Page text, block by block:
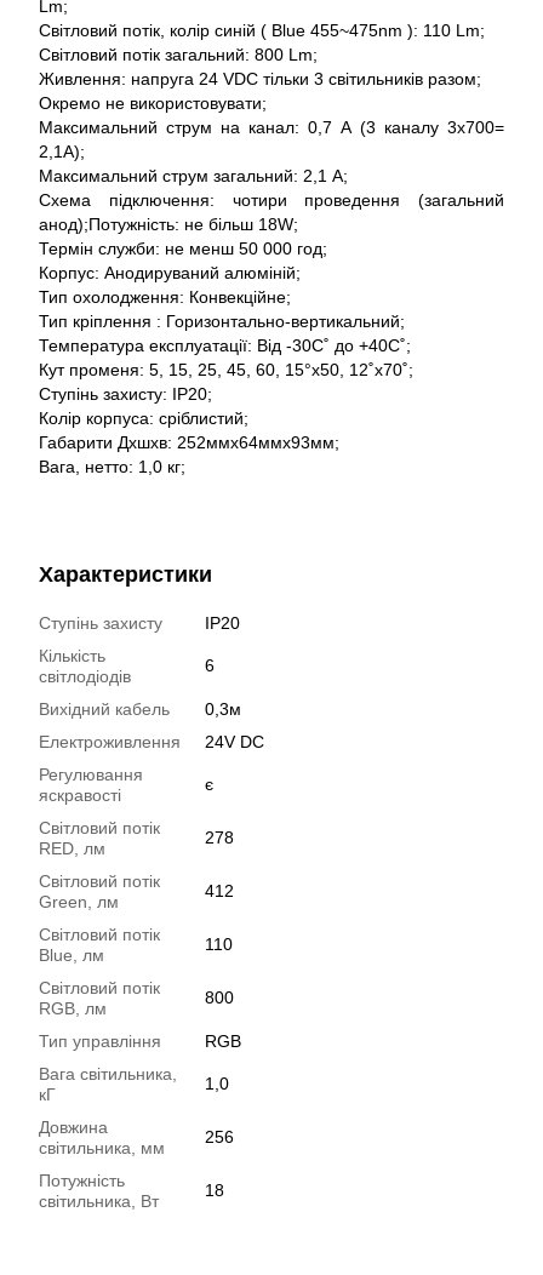
Lm;
Світловий потік, колір синій ( Blue 455~475nm ): 110 Lm;
Світловий потік загальний: 800 Lm;
Живлення: напруга 24 VDC тільки 3 світильників разом;
Окремо не використовувати;
Максимальний струм на канал: 0,7 А (3 каналу 3x700=
2,1A);
Максимальний струм загальний: 2,1 А;
Схема підключення: чотири проведення (загальний
анод);Потужність: не більш 18W;
Термін служби: не менш 50 000 год;
Корпус: Анодируваний алюміній;
Тип охолодження: Конвекційне;
Тип кріплення : Горизонтально-вертикальний;
Температура експлуатації: Від -30С˚ до +40С˚;
Кут променя: 5, 15, 25, 45, 60, 15°x50, 12˚x70˚;
Ступінь захисту: IP20;
Колір корпуса: сріблистий;
Габарити Дхшхв: 252ммх64ммх93мм;
Вага, нетто: 1,0 кг;
Характеристики
Ступінь захисту
IP20
Кількість
світлодіодів
6
Вихідний кабель
0,3м
Електроживлення
24V DC
Регулювання
яскравості
є
Світловий потік
RED, лм
278
Світловий потік
Green, лм
412
Світловий потік
Blue, лм
110
Світловий потік
RGB, лм
800
Тип управління
RGB
Вага світильника,
кГ
1,0
Довжина
світильника, мм
256
Потужність
світильника, Вт
18